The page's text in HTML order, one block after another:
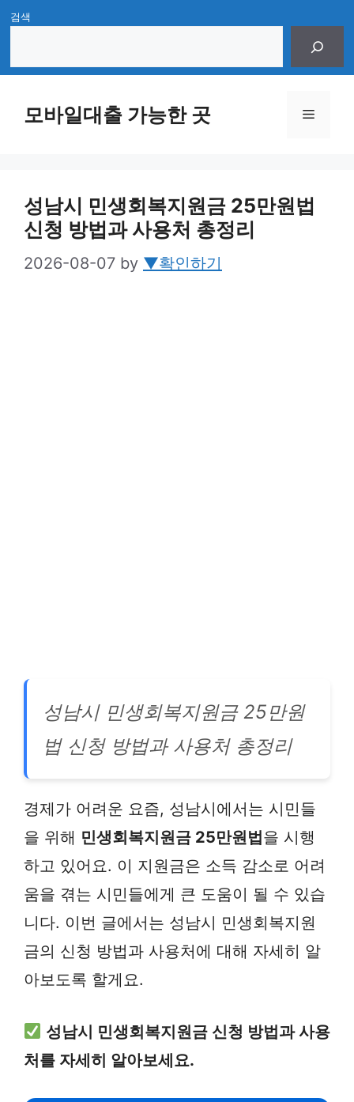
Skip
content
검색
모바일대출 가능한 곳 Menu
성남시 민생회복지원금 25만원법
신청 방법과 사용처 총정리
2026-08-07 by ▼확인하기
성남시 민생회복지원금 25만원
법 신청 방법과 사용처 총정리
경제가 어려운 요즘, 성남시에서는 시민들
을 위해 민생회복지원금 25만원법을 시행
하고 있어요. 이 지원금은 소득 감소로 어려
움을 겪는 시민들에게 큰 도움이 될 수 있습
니다. 이번 글에서는 성남시 민생회복지원
금의 신청 방법과 사용처에 대해 자세히 알
아보도록 할게요.
성남시 민생회복지원금 신청 방법과 사용
처를 자세히 알아보세요.